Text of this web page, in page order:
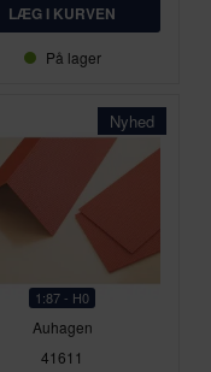
På lager
Nyhed
1:87 - H0
Auhagen
41611